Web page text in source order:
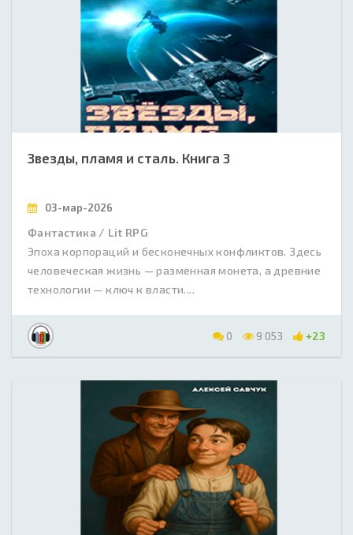
Звезды, пламя и сталь. Книга 3
03-мар-2026
Фантастика / Lit RPG
Эпоха корпораций и бесконечных конфликтов. Здесь
человеческая жизнь — разменная монета, а древние
технологии — ключ к власти....
0 9 053 +23